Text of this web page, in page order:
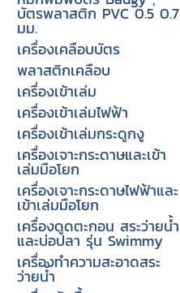
บัตรพลาสติก PVC 0.5 0.7
มม.
เครื่องเคลือบบัตร
พลาสติกเคลือบ
เครื่องเข้าเล่ม
เครื่องเข้าเล่มไฟฟ้า
เครื่องเข้าเล่มกระดูกงู
เครื่องเจาะกระดาษและเข้า
เล่มมือโยก
เครื่องเจาะกระดาษไฟฟ้าและ
เข้าเล่มมือโยก
เครื่องดูดตะกอน สระว่ายน้ำ
และบ่อปลา รุ่น Swimmy
เครื่องทำความสะอาดสระ
ว่ายน้ำ